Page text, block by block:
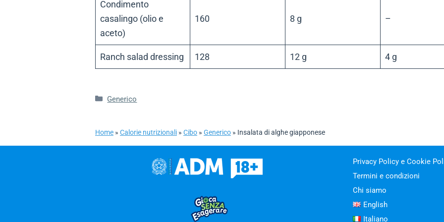
Condimento
casalingo (olio e
aceto)
160 8 g –
Ranch salad dressing 128 12 g 4 g
Categorie
Generico
Home » Calorie nutrizionali » Cibo » Generico » Insalata di alghe giapponese
Privacy Policy e Cookie
Termini e condizioni
Chi siamo
English
Italiano